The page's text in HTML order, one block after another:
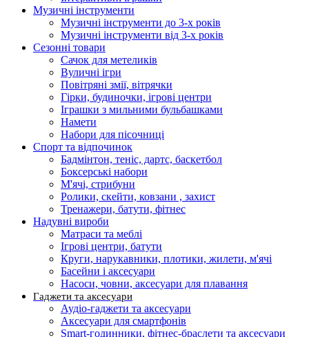
Музичні інструменти
Музичні інструменти до 3-х років
Музичні інструменти від 3-х років
Сезонні товари
Сачок для метеликів
Вуличні ігри
Повітряні змії, вітрячки
Гірки, будиночки, ігрові центри
Іграшки з мильними бульбашками
Намети
Набори для пісочниці
Спорт та відпочинок
Бадмінтон, теніс, дартс, баскетбол
Боксерські набори
М'ячі, стрибуни
Ролики, скейти, ковзани , захист
Тренажери, батути, фітнес
Надувні вироби
Матраси та меблі
Ігрові центри, батути
Круги, нарукавники, плотики, жилети, м'ячі
Басейни і аксесуари
Насоси, човни, аксесуари для плавання
Гаджети та аксесуари
Аудіо-гаджети та аксесуари
Аксесуари для смартфонів
Smart-годинники, фітнес-браслети та аксесуари